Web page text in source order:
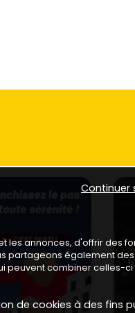
Continuer
les annonces, d'offrir des
partageons également
peuvent combiner celles-
de cookies à des fins